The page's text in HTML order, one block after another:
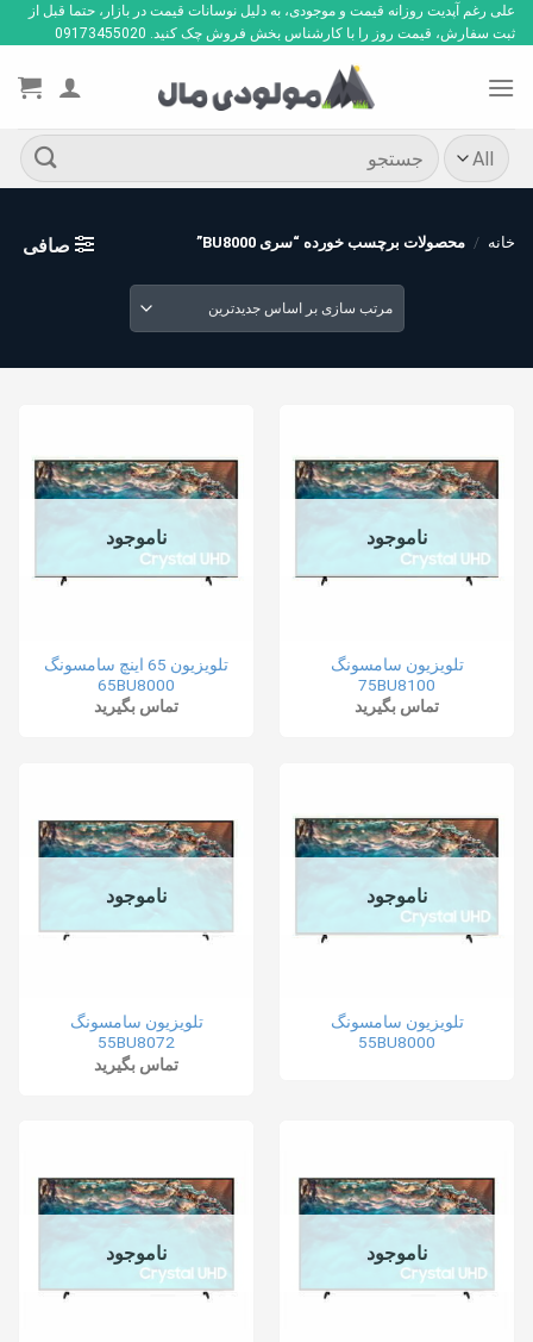
Skip
to
علی رغم آپدیت روزانه قیمت و موجودی، به دلیل نوسانات قیمت در بازار، حتما قبل از
ثبت سفارش، قیمت روز را با کارشناس بخش فروش چک کنید. 09173455020
جستجو
برای:
خانه / محصولات برچسب خورده “سری BU8000” صافی
ناموجود
تلویزیون سامسونگ
75BU8100
تماس بگیرید
ناموجود
تلویزیون 65 اینچ سامسونگ
65BU8000
تماس بگیرید
ناموجود
تلویزیون سامسونگ
55BU8000
ناموجود
تلویزیون سامسونگ
55BU8072
تماس بگیرید
ناموجود ناموجود